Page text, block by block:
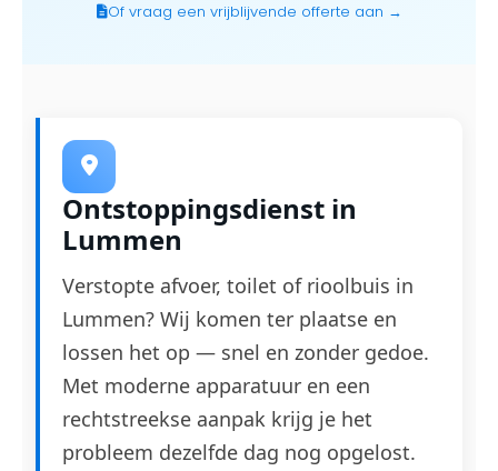
Of vraag een vrijblijvende offerte aan →
Ontstoppingsdienst in
Lummen
Verstopte afvoer, toilet of rioolbuis in
Lummen? Wij komen ter plaatse en
lossen het op — snel en zonder gedoe.
Met moderne apparatuur en een
rechtstreekse aanpak krijg je het
probleem dezelfde dag nog opgelost.